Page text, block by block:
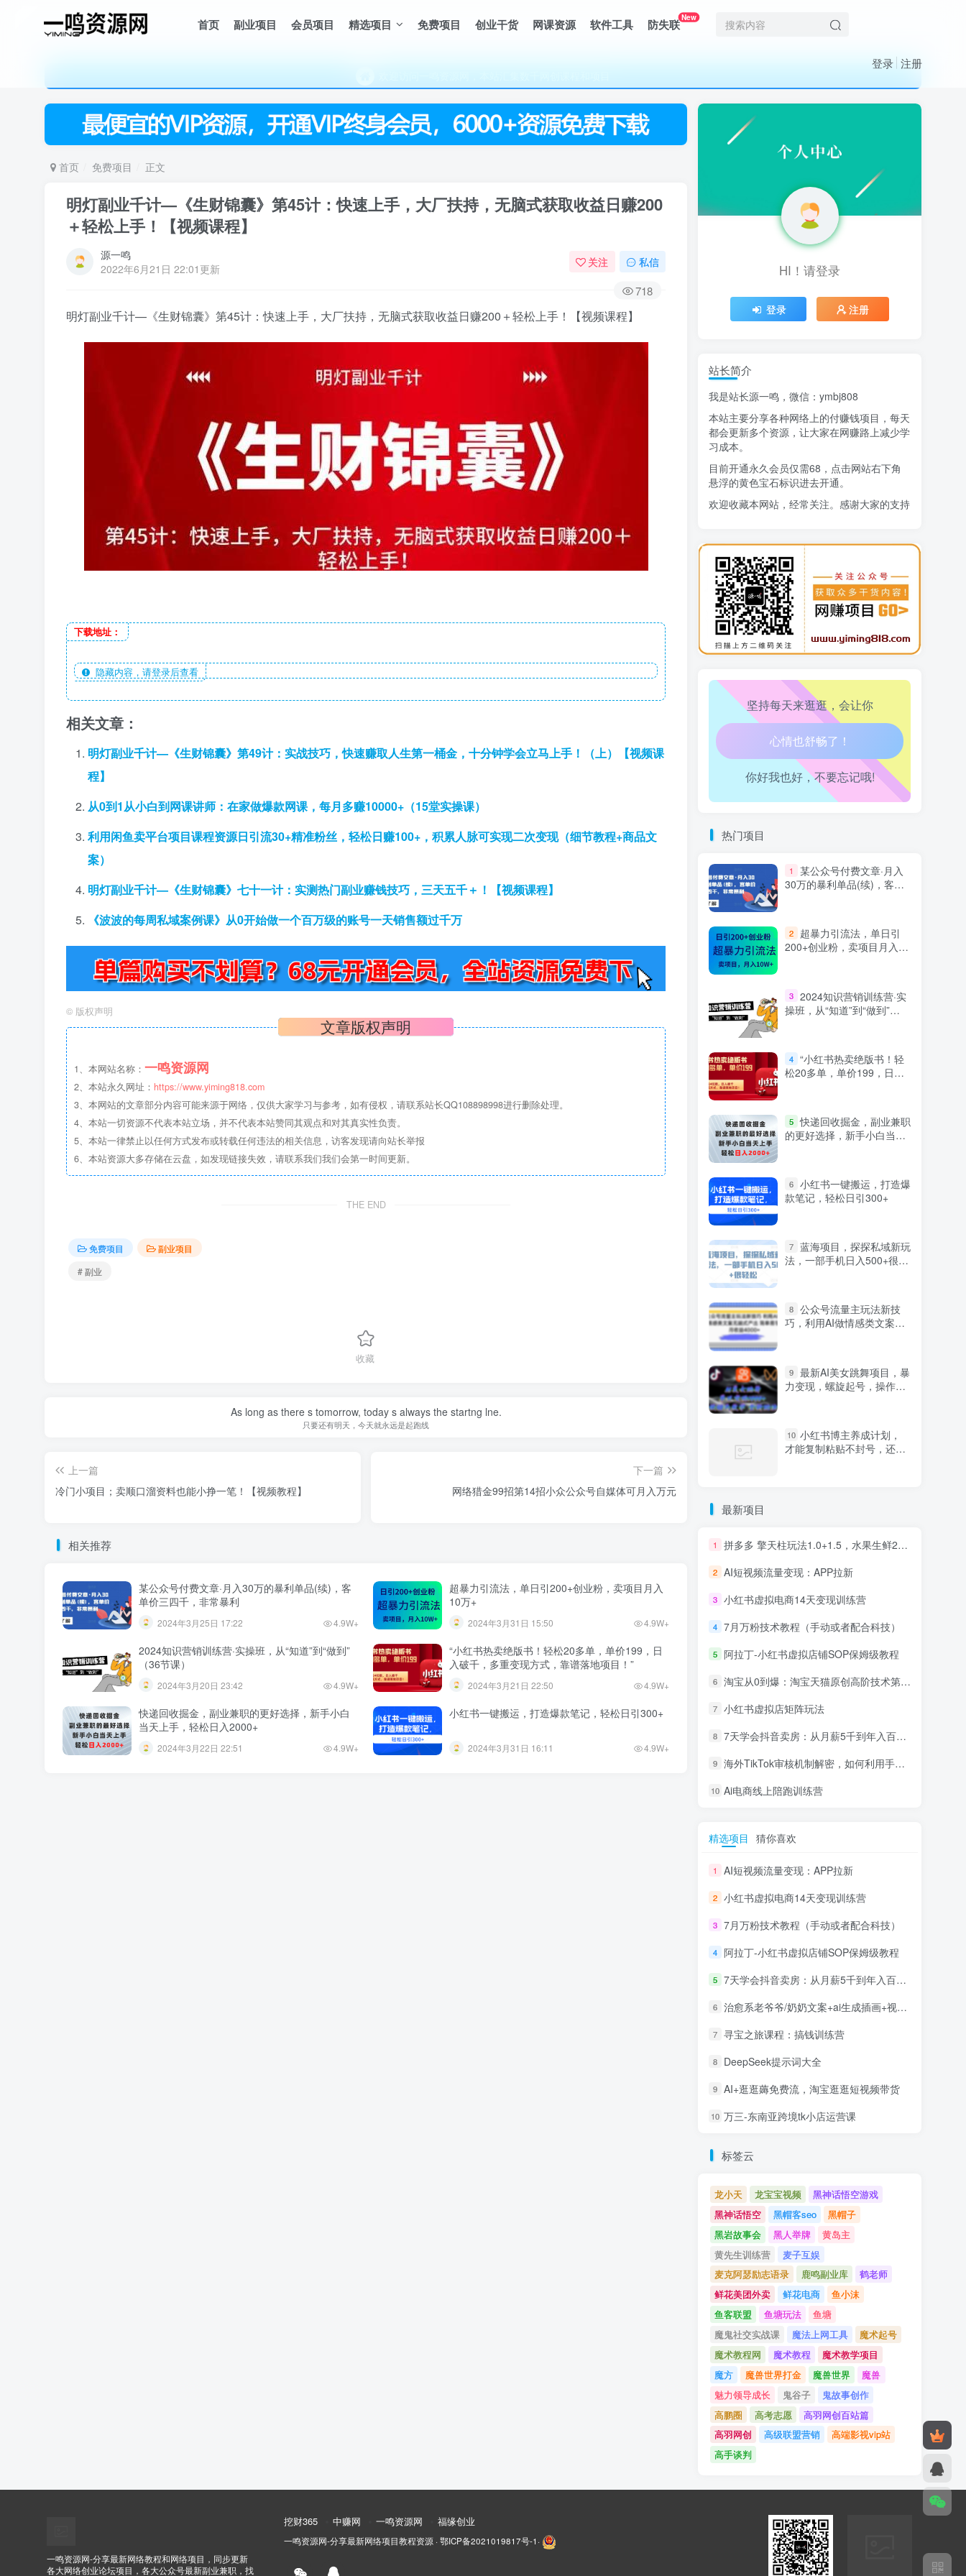
首页 副业项目 会员项目 精选项目 免费项目 创业干货 网课资源 软件工具 防失联New
登录 注册
欢迎访问一鸣资源网，本站汇集数千网创课程和项目
首页 免费项目 正文
明灯副业千计—《生财锦囊》第45计：快速上手，大厂扶持，无脑式获取收益日赚200
＋轻松上手！【视频课程】
源一鸣
2022年6月21日 22:01更新
关注 私信
718
明灯副业千计—《生财锦囊》第45计：快速上手，大厂扶持，无脑式获取收益日赚200＋轻松上手！【视频课程】
下载地址：
隐藏内容，请登录后查看
相关文章：
明灯副业千计—《生财锦囊》第49计：实战技巧，快速赚取人生第一桶金，十分钟学会立马上手！（上）【视频课
程】
从0到1从小白到网课讲师：在家做爆款网课，每月多赚10000+（15堂实操课）
利用闲鱼卖平台项目课程资源日引流30+精准粉丝，轻松日赚100+，积累人脉可实现二次变现（细节教程+商品文
案）
明灯副业千计—《生财锦囊》七十一计：实测热门副业赚钱技巧，三天五千＋！【视频课程】
《波波的每周私域案例课》从0开始做一个百万级的账号一天销售额过千万
© 版权声明
文章版权声明
1、本网站名称： 一鸣资源网
2、本站永久网址： https://www.yiming818.com
3、本网站的文章部分内容可能来源于网络，仅供大家学习与参考，如有侵权，请联系站长QQ108898998进行删除处理。
4、本站一切资源不代表本站立场，并不代表本站赞同其观点和对其真实性负责。
5、本站一律禁止以任何方式发布或转载任何违法的相关信息，访客发现请向站长举报
6、本站资源大多存储在云盘，如发现链接失效，请联系我们我们会第一时间更新。
THE END
免费项目
副业项目
# 副业
收藏
As long as there s tomorrow, today s always the startng lne.
只要还有明天，今天就永远是起跑线
上一篇
冷门小项目；卖顺口溜资料也能小挣一笔！【视频教程】
下一篇
网络猎金99招第14招小众公众号自媒体可月入万元
相关推荐
某公众号付费文章·月入30万的暴利单品(续)，客
单价三四千，非常暴利
2024年3月25日 17:22 4.9W+
超暴力引流法，单日引200+创业粉，卖项目月入
10万+
2024年3月31日 15:50 4.9W+
2024知识营销训练营·实操班，从“知道”到“做到”
（36节课）
2024年3月20日 23:42 4.9W+
“小红书热卖绝版书！轻松20多单，单价199，日
入破千，多重变现方式，靠谱落地项目！”
2024年3月21日 22:50 4.9W+
快递回收掘金，副业兼职的更好选择，新手小白
当天上手，轻松日入2000+
2024年3月22日 22:51 4.9W+
小红书一键搬运，打造爆款笔记，轻松日引300+
2024年3月31日 16:11 4.9W+
HI！请登录
登录 注册
精选项目
1 AI短视频流量变现：APP拉新
2 小红书虚拟电商14天变现训练营
7月万粉技术教程（手动或者配合科技）
4 阿拉丁-小红书虚拟店铺SOP保姆级教程
5 7天学会抖音卖房：从月薪5千到年入百万，新时代房产经纪人必备技能
寻宝之旅课程：搞钱训练营
8 DeepSeek提示词大全
9 AI+逛逛薅免费流，淘宝逛逛短视频带货
10 万三-东南亚跨境tk小店运营课
HI！请登录
登录 注册
站长简介
我是站长源一鸣，微信：ymbj808
本站主要分享各种网络上的付赚钱项目，每天
都会更新多个资源，让大家在网赚路上减少学
习成本。
目前开通永久会员仅需68，点击网站右下角
悬浮的黄色宝石标识进去开通。
欢迎收藏本网站，经常关注。感谢大家的支持
坚持每天来逛逛，会让你
生活也美好了！
心情也舒畅了！
腰也不酸了！
你好我也好，不要忘记哦!
热门项目
1
某公众号付费文章·月入
30万的暴利单品(续)，客单
2
超暴力引流法，单日引
200+创业粉，卖项目月入10
3 2024知识营销训练营·实
操班，从“知道”到“做到”
4 “小红书热卖绝版书！轻
松20多单，单价199，日入
5 快递回收掘金，副业兼职
的更好选择，新手小白当天
6 小红书一键搬运，打造爆
款笔记，轻松日引300+
7 蓝海项目，探探私域新玩
法，一部手机日入500+很轻
8 公众号流量主玩法新技
巧，利用AI做情感类文案无
9 最新AI美女跳舞项目，暴
力变现，螺旋起号，操作简
10 小红书博主养成计划，
才能复制粘贴不封号，还能
最新项目
1 拼多多 擎天柱玩法1.0+1.5，水果生鲜2小时起量,标品2天爆单,利润率提升30%
2 AI短视频流量变现：APP拉新
3 小红书虚拟电商14天变现训练营
4 7月万粉技术教程（手动或者配合科技）
5 阿拉丁-小红书虚拟店铺SOP保姆级教程
6 淘宝从0到爆：淘宝天猫原创高阶技术第69期
7 小红书虚拟店矩阵玩法
8 7天学会抖音卖房：从月薪5千到年入百万，新时代房产经纪人必备技能
9 海外TikTok审核机制解密，如何利用手法轻松搬运过审
10 Ai电商线上陪跑训练营
精选项目 猜你喜欢
1 AI短视频流量变现：APP拉新
2 小红书虚拟电商14天变现训练营
3 7月万粉技术教程（手动或者配合科技）
4 阿拉丁-小红书虚拟店铺SOP保姆级教程
5 7天学会抖音卖房：从月薪5千到年入百万，新时代房产经纪人必备技能
6 治愈系老爷爷/奶奶文案+ai生成插画+视频号广告分成项目
7 寻宝之旅课程：搞钱训练营
8 DeepSeek提示词大全
9 AI+逛逛薅免费流，淘宝逛逛短视频带货
10 万三-东南亚跨境tk小店运营课
标签云
龙小天 龙宝宝视频
黑神话悟空游戏
黑神话悟空
黑帽客seo
黑帽子
黑岩故事会
黑人举牌
黄岛主
黄先生训练营
麦子互娱
麦克阿瑟励志语录
鹿鸣副业库
鹤老师
鲜花美团外卖
鲜花电商
鱼小沫
鱼客联盟
鱼塘玩法
鱼塘
魔鬼社交实战课
魔法上网工具
魔术起号
魔术教程网
魔术教程
魔术教学项目
魔方
魔兽世界打金 魔兽世界
魔兽
魅力领导成长
鬼谷子
鬼故事创作
高鹏圈
高考志愿
高羽网创百站篇
高羽网创
高级联盟营销
高端影视vip站
高手谈判
一鸣资源网-分享最新网络教程和网络项目，同步更新
各大网络创业论坛项目，各大公众号最新副业兼职，找
挖财365 中赚网 一鸣资源网 福缘创业
一鸣资源网-分享最新网络项目教程资源 · 鄂ICP备2021019817号-1 ·